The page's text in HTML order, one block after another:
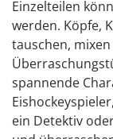
Einzelteilen
werden. Köpfe,
tauschen,
spannende
ein Detektiv